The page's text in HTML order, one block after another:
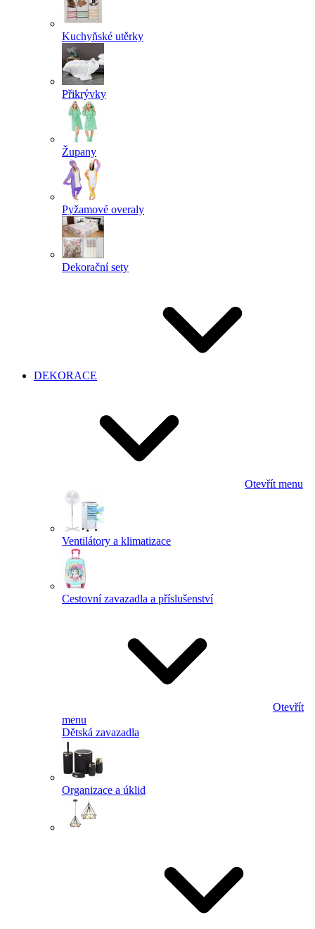
Kuchyňské utěrky
Přikrývky
Župany
Pyžamové overaly
Dekorační sety
DEKORACE
Otevřít menu
Ventilátory a klimatizace
Cestovní zavazadla a příslušenství
Otevřít
menu
Dětská zavazadla
Organizace a úklid